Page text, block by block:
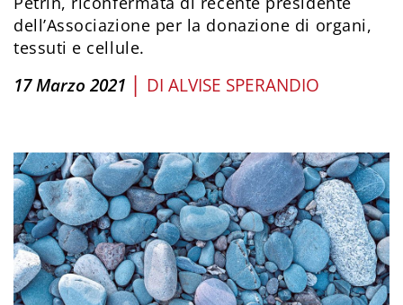
dell’Associazione per la donazione di organi,
tessuti e cellule.
17 Marzo 2021 | DI ALVISE SPERANDIO